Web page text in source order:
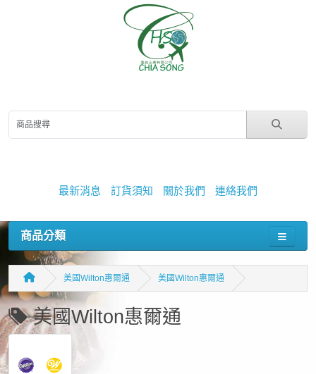
最新消息 訂貨須知 關於我們 連絡我們
商品分類
美國Wilton惠爾通 美國Wilton惠爾通
美國Wilton惠爾通